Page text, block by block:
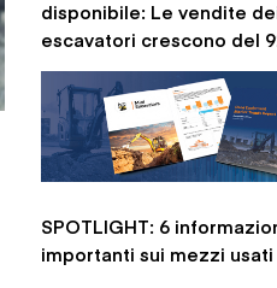
disponibile: Le vendite
escavatori crescono del
SPOTLIGHT: 6
importanti sui mezzi usati